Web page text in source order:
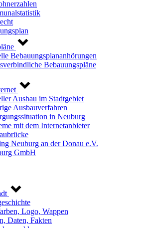
Bebauungsplananhörungen
Bebauungspläne
Ausbau im Stadtgebiet
Ausbauverfahren
in Neuburg
mit dem Internetanbieter
Neuburg an der Donau e.V.
GmbH
Logo, Wappen
Daten, Fakten